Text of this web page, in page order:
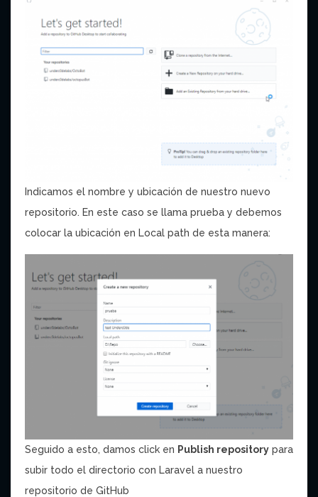
Indicamos el nombre y ubicación de nuestro nuevo
repositorio. En este caso se llama prueba y debemos
colocar la ubicación en Local path de esta manera:
Seguido a esto, damos click en Publish repository para
subir todo el directorio con Laravel a nuestro
repositorio de GitHub